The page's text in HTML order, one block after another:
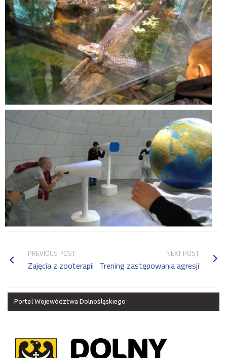
PREVIOUS POST
Zajęcia z zooterapii
NEXT POST
Trening zastępowania agresji
Portal Województwa Dolnośląskiego